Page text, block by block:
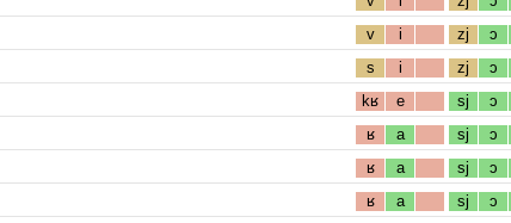
v
i zj ɔ
s
i zj ɔ
kʁ
e sj ɔ
ʁ
a sj ɔ
ʁ
a sj ɔ
ʁ
a sj ɔ